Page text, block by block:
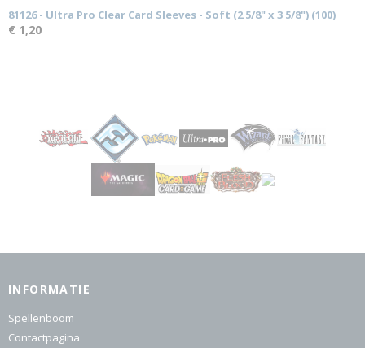
81126 - Ultra Pro Clear Card Sleeves - Soft (2 5/8" x 3 5/8") (100)
€ 1,20
INFORMATIE
Spellenboom
Contactpagina